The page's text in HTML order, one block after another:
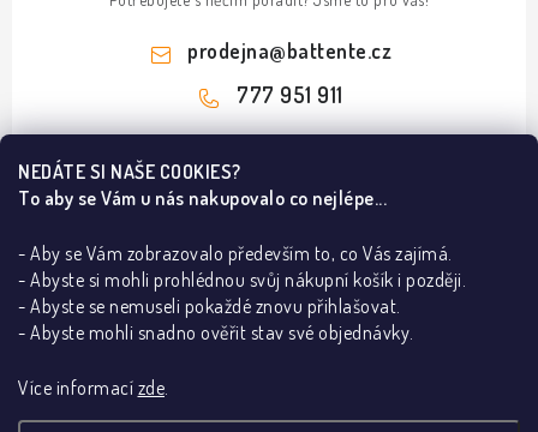
NEDÁTE SI NAŠE COOKIES?
To aby se Vám u nás nakupovalo co nejlépe...
- Aby se Vám zobrazovalo především to, co Vás zajímá.
- Abyste si mohli prohlédnou svůj nákupní košík i později.
- Abyste se nemuseli pokaždé znovu přihlašovat.
- Abyste mohli snadno ověřit stav své objednávky.
Více informací zde.
prodejna@battente.cz
777 951 911
Z
Informace pro vás
B2B
REALIZACE
Kontakty
Proč s námi
Vrácení, výměna zboží
Ze světa dveří a podlah
Dřevěné podlahy v Praze – ESCO a BARLINEK
Lakované dveře dle RAL dodají interiéru eleganci
Za pár korun DVEŘE vystřelené do VESMÍRU!
Mýty a fakta o výplních interiérových dveří
Poradna
Jak poznám pravé a levé dveře
Showroom BATTENTE